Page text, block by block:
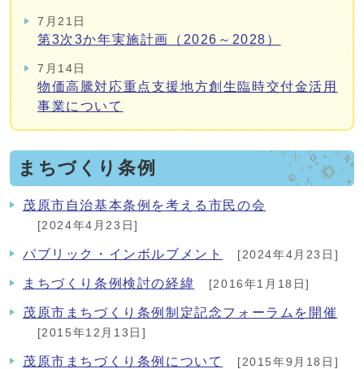
7月21日
第3次3か年実施計画（2026～2028）
7月14日
物価高騰対応重点支援地方創生臨時交付金活用
事業について
まちづくり条例
茂原市自治基本条例を考える市民の会
[2024年4月23日]
パブリック・インボルブメント [2024年4月23日]
まちづくり条例検討の経緯 [2016年1月18日]
茂原市まちづくり条例制定記念フォーラムを開催
[2015年12月13日]
茂原市まちづくり条例について [2015年9月18日]